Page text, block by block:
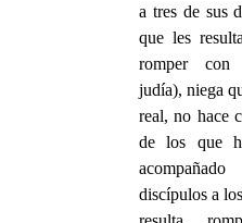
a tres de sus
que les
romper con
judía), niega
real, no hace
de los que
discípulos a